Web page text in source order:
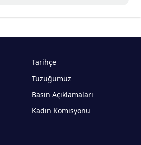
Tarihçe
Tüzüğümüz
Basın Açıklamaları
Kadın Komisyonu